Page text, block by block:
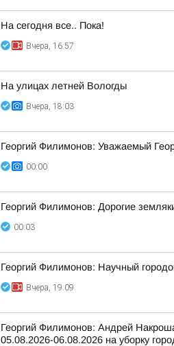
На сегодня все.. Пока!
Вчера, 16:57
На улицах летней Вологды
Вчера, 18:03
Георгий Филимонов: Уважаемый
00:00
Георгий Филимонов: Дорогие
00:03
Георгий Филимонов: Научный
Вчера, 19:09
Георгий Филимонов: Андрей
05.08.2026-06.08.2026 на уборку